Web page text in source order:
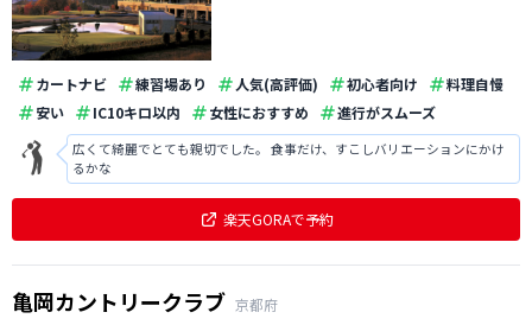
カートナビ 練習場あり 人気(高評価) 初心者向け
料理自慢
安い
IC10キロ以内 女性におすすめ 進行がスムーズ
広くて綺麗でとても親切でした。 食事だけ、すこしバリエーションにかけ
るかな
楽天GORAで予約
亀岡カントリークラブ 京都府